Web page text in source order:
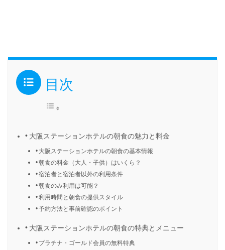
目次
大阪ステーションホテルの朝食の魅力と料金
大阪ステーションホテルの朝食の基本情報
朝食の料金（大人・子供）はいくら？
宿泊者と宿泊者以外の利用条件
朝食のみ利用は可能？
利用時間と朝食の提供スタイル
予約方法と事前確認のポイント
大阪ステーションホテルの朝食の特典とメニュー
プラチナ・ゴールド会員の無料特典